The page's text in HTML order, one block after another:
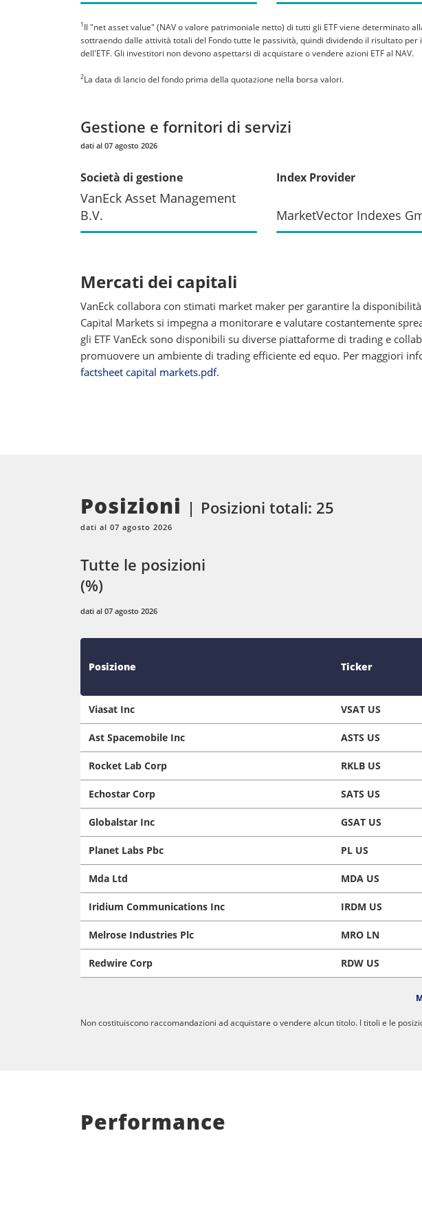
1Il "net asset value" (NAV o valore patrimoniale netto) di tutti gli ETF viene determinato
sottraendo dalle attività totali del Fondo tutte le passività, quindi dividendo il risultato
dell'ETF. Gli investitori non devono aspettarsi di acquistare o vendere azioni ETF al NAV.
2La data di lancio del fondo prima della quotazione nella borsa valori.
Gestione e fornitori di servizi
dati al 07 agosto 2026
Società di gestione
VanEck Asset Management
B.V.
Index Provider
MarketVector Indexes
Mercati dei capitali
VanEck collabora con stimati market maker per garantire la
Capital Markets si impegna a monitorare e valutare costantemente
gli ETF VanEck sono disponibili su diverse piattaforme di trading e
promuovere un ambiente di trading efficiente ed equo. Per maggiori
factsheet capital markets.pdf.
Posizioni
dati al 07 agosto 2026
Posizioni totali: 25
Tutte le posizioni
(%)
dati al 07 agosto 2026
Posizione Ticker
Viasat Inc VSAT US
Ast Spacemobile Inc ASTS US
Rocket Lab Corp RKLB US
Echostar Corp SATS US
Globalstar Inc GSAT US
Planet Labs Pbc PL US
Mda Ltd MDA US
Iridium Communications Inc IRDM US
Melrose Industries Plc MRO LN
Redwire Corp RDW US
Non costituiscono raccomandazioni ad acquistare o vendere alcun titolo. I titoli e le
Performance